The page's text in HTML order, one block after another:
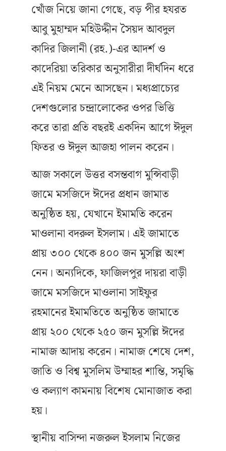
খোঁজ নিয়ে জানা গেছে, বড় পীর হযরত
আবু মুহাম্মদ মহিউদ্দীন সৈয়দ আবদুল
কাদির জিলানী (রহ.)-এর আদর্শ ও
কাদেরিয়া তরিকার অনুসারীরা দীর্ঘদিন ধরে
এই নিয়ম মেনে আসছেন। মধ্যপ্রাচ্যের
দেশগুলোর চন্দ্রালোকের ওপর ভিত্তি
করে তারা প্রতি বছরই একদিন আগে ঈদুল
ফিতর ও ঈদুল আজহা পালন করেন।
আজ সকালে উত্তর বসন্তবাগ মুন্সিবাড়ী
জামে মসজিদে ঈদের প্রধান জামাত
অনুষ্ঠিত হয়, যেখানে ইমামতি করেন
মাওলানা বদরুল ইসলাম। এই জামাতে
প্রায় ৩০০ থেকে ৪০০ জন মুসল্লি অংশ
নেন। অন্যদিকে, ফাজিলপুর দায়রা বাড়ী
জামে মসজিদে মাওলানা সাইফুর
রহমানের ইমামতিতে অনুষ্ঠিত জামাতে
প্রায় ২০০ থেকে ২৫০ জন মুসল্লি ঈদের
নামাজ আদায় করেন। নামাজ শেষে দেশ,
জাতি ও বিশ্ব মুসলিম উম্মাহর শান্তি, সমৃদ্ধি
ও কল্যাণ কামনায় বিশেষ মোনাজাত করা
হয়।
স্থানীয় বাসিন্দা নজরুল ইসলাম নিজের